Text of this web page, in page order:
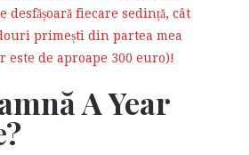
desfășoară fiecare sedință, cât
primești din partea mea
este de aproape 300 euro)!
A Year